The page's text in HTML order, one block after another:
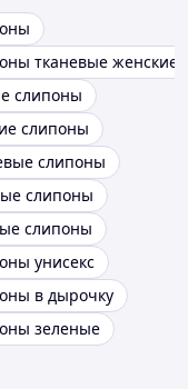
тканевые женские
слипоны
слипоны
слипоны
слипоны
слипоны
унисекс
в дырочку
зеленые